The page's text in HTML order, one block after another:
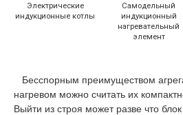
Электрические
индукционные котлы
Самодельный
индукционный
нагревательный
элемент
Бесспорным преимуществом
нагревом можно считать их
Выйти из строя может разве что